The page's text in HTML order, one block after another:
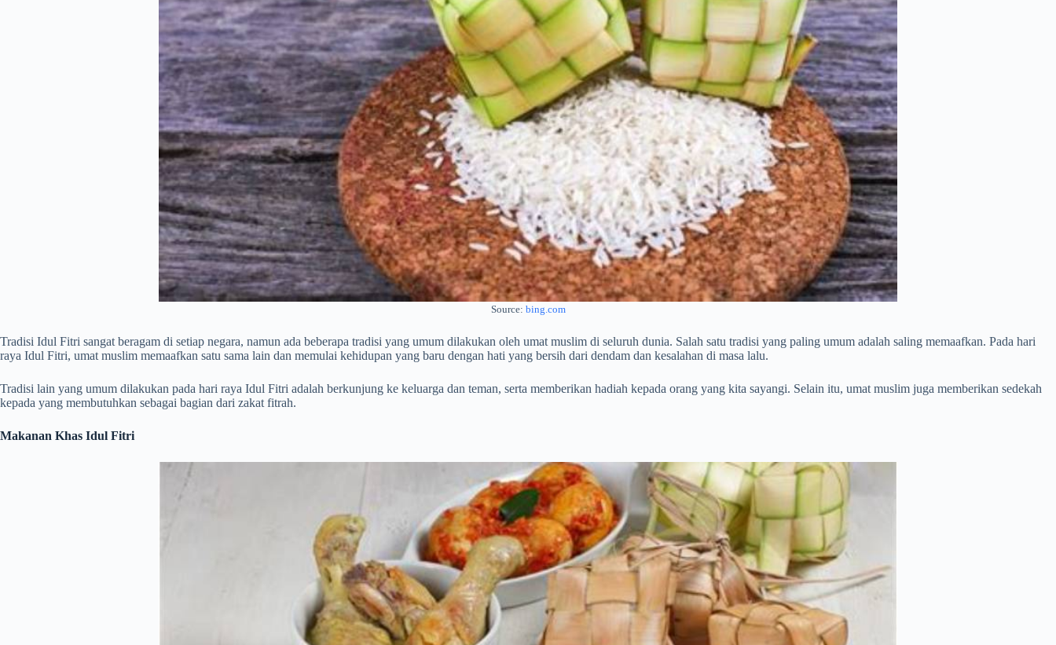
Source: bing.com
Tradisi Idul Fitri sangat beragam di setiap negara, namun ada beberapa tradisi yang umum dilakukan oleh umat muslim di seluruh dunia. Salah satu tradisi yang paling umum adalah saling memaafkan. Pada hari
raya Idul Fitri, umat muslim memaafkan satu sama lain dan memulai kehidupan yang baru dengan hati yang bersih dari dendam dan kesalahan di masa lalu.
Tradisi lain yang umum dilakukan pada hari raya Idul Fitri adalah berkunjung ke keluarga dan teman, serta memberikan hadiah kepada orang yang kita sayangi. Selain itu, umat muslim juga memberikan sedekah
kepada yang membutuhkan sebagai bagian dari zakat fitrah.
Makanan Khas Idul Fitri